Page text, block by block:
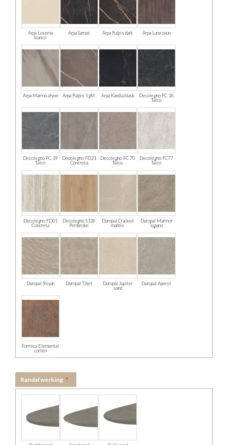
Arpa Lusema
bianco
Arpa Samas Arpa Pulpis dark Arpa Luna oxun
Arpa Marmo afyon Arpa Pulpis light Arpa Kandia black
Decolegno FC 18
Talco
Decolegno FC 19
Talco
Decolegno FD21
Concreta
Decolegno FC 70
Talco
Decolegno FC77
Talco
Decolegno FD01
Concreta
Decolegno S128
Pembroke
Duropal Cracked
marble
Duropal Marmor
lugano
Duropal Shiyan Duropal Tibet
Duropal Jupiter
sand
Duropal Aperol
Formica Elemental
corten
Randafwerking